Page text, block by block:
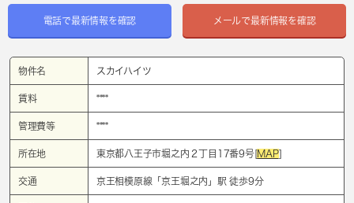
電話で最新情報を確認 メールで最新情報を確認
物件名 スカイハイツ
賃料 ****
管理費等 ****
所在地 東京都八王子市堀之内２丁目17番9号[MAP]
交通 京王相模原線「京王堀之内 」駅 徒歩9分